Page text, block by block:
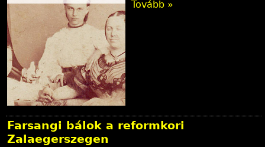
Tovább »
Farsangi bálok a reformkori
Zalaegerszegen